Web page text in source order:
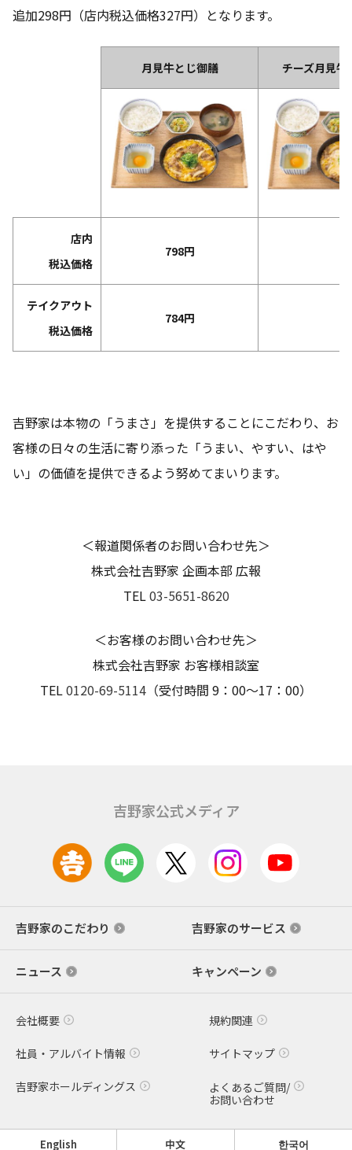
追加298円（店内税込価格327円）となります。
月見牛とじ御膳 チーズ月見牛
店内
税込価格
798円
テイクアウト
税込価格
784円
吉野家は本物の「うまさ」を提供することにこだわり、お
客様の日々の生活に寄り添った「うまい、やすい、はや
い」の価値を提供できるよう努めてまいります。
＜報道関係者のお問い合わせ先＞
株式会社吉野家 企画本部 広報
TEL 03-5651-8620
＜お客様のお問い合わせ先＞
株式会社吉野家 お客様相談室
TEL 0120-69-5114 （受付時間 9：00～17：00）
吉野家公式メディア
吉野家のこだわり 吉野家のサービス
ニュース キャンペーン
会社概要 規約関連
社員・アルバイト情報 サイトマップ
吉野家ホールディングス
よくあるご質問/
お問い合わせ
English 中文 한국어